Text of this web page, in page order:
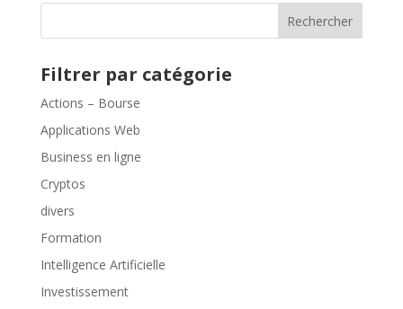
Rechercher
Filtrer par catégorie
Actions – Bourse
Applications Web
Business en ligne
Cryptos
divers
Formation
Intelligence Artificielle
Investissement